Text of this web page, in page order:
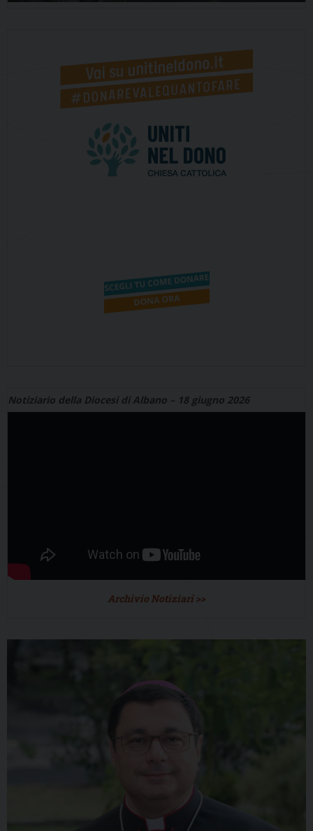
Notiziario della Diocesi di Albano – 18 giugno 2026
Archivio Notiziari >>